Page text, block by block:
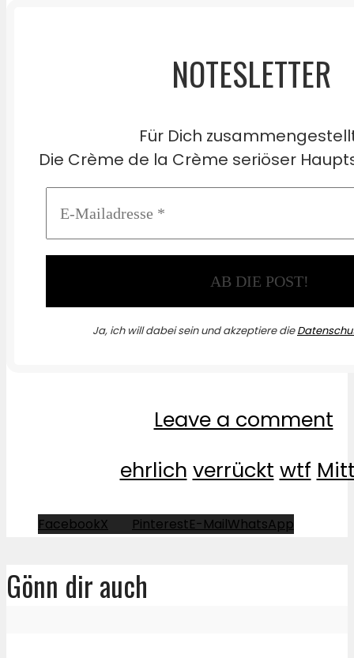
NOTESLETTER
Für Dich
Die Crème de la Crème seriöser
Ja, ich will dabei sein und akzeptiere die
Leave a comment
ehrlich verrückt wtf
FacebookX PinterestE-MailWhatsApp
Gönn dir auch